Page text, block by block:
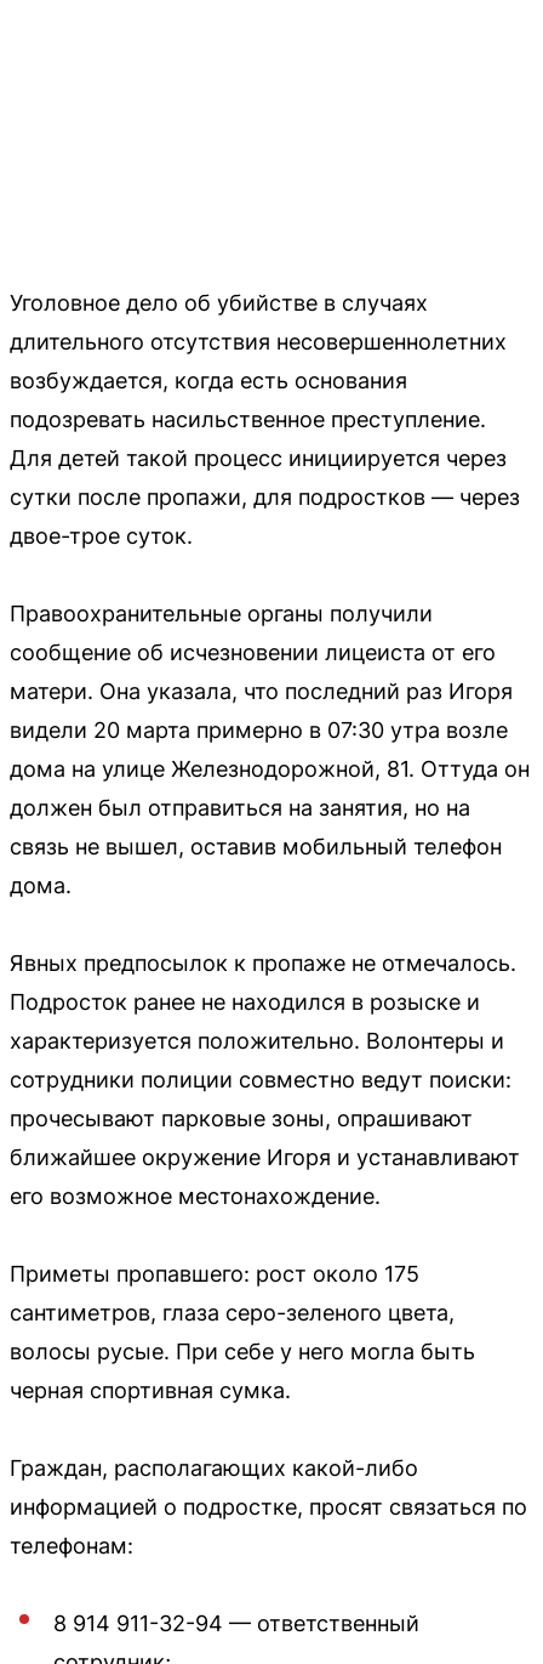
Уголовное дело об убийстве в случаях
длительного отсутствия несовершеннолетних
возбуждается, когда есть основания
подозревать насильственное преступление.
Для детей такой процесс инициируется через
сутки после пропажи, для подростков — через
двое-трое суток.
Правоохранительные органы получили
сообщение об исчезновении лицеиста от его
матери. Она указала, что последний раз Игоря
видели 20 марта примерно в 07:30 утра возле
дома на улице Железнодорожной, 81. Оттуда он
должен был отправиться на занятия, но на
связь не вышел, оставив мобильный телефон
дома.
Явных предпосылок к пропаже не отмечалось.
Подросток ранее не находился в розыске и
характеризуется положительно. Волонтеры и
сотрудники полиции совместно ведут поиски:
прочесывают парковые зоны, опрашивают
ближайшее окружение Игоря и устанавливают
его возможное местонахождение.
Приметы пропавшего: рост около 175
сантиметров, глаза серо-зеленого цвета,
волосы русые. При себе у него могла быть
черная спортивная сумка.
Граждан, располагающих какой-либо
информацией о подростке, просят связаться по
телефонам:
8 914 911-32-94 — ответственный